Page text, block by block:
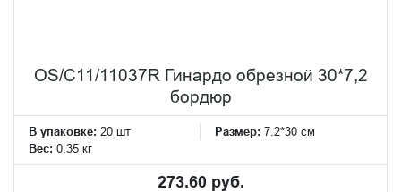
OS/C11/11037R Гинардо обрезной 30*7,2
бордюр
В упаковке: 20 шт Размер: 7.2*30 см
Вес: 0.35 кг
273.60 руб.